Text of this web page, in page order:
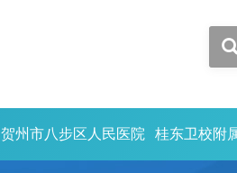


贺州市八步区人民医院 桂东卫校附